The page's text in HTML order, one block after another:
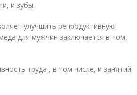
и зубы.
улучшить репродуктивную
для мужчин заключается в том,
труда , в том числе, и занятий